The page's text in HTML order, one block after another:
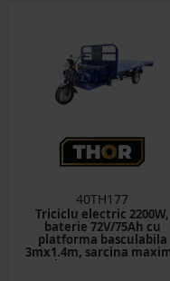
40TH177
Triciclu electric 2200W,
baterie 72V/75Ah cu
platforma basculabila
3mx1.4m, sarcina
1500kg HERCULES 2 THOR